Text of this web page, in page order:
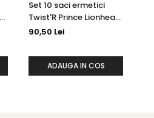
Set 10 saci ermetici
Twist'R Prince Lionheart
pentru scutece
90,50 Lei
ADAUGA IN COS